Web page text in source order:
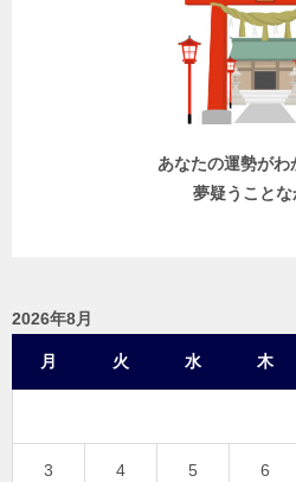
あなたの運勢がわ
夢疑うことな
2026年8月
月 火 水 木
3 4 5 6